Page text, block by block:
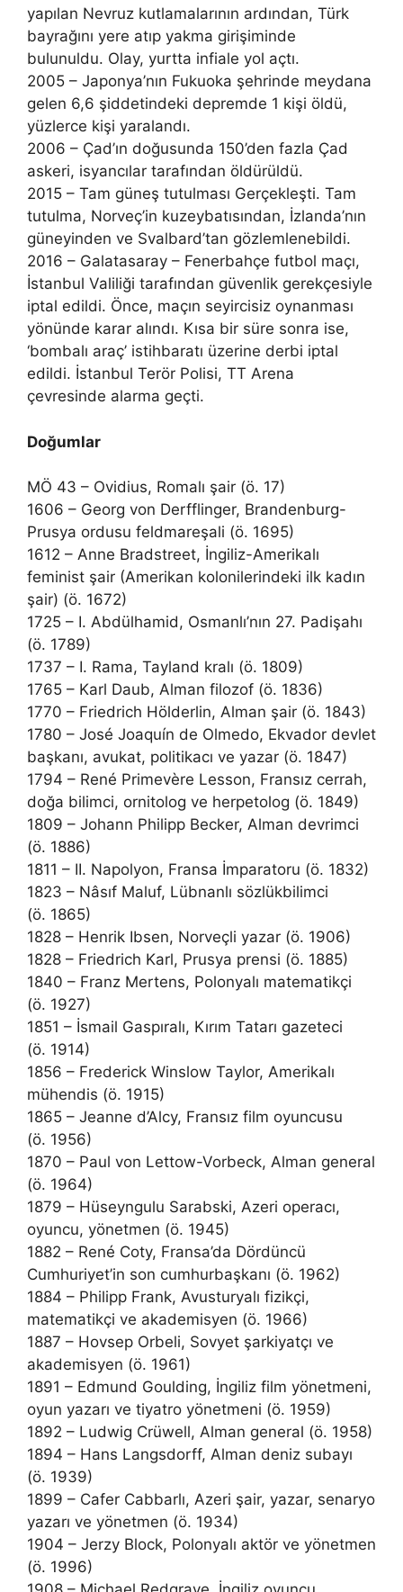
yapılan Nevruz kutlamalarının ardından, Türk
bayrağını yere atıp yakma girişiminde
bulunuldu. Olay, yurtta infiale yol açtı.
2005 – Japonya’nın Fukuoka şehrinde meydana
gelen 6,6 şiddetindeki depremde 1 kişi öldü,
yüzlerce kişi yaralandı.
2006 – Çad’ın doğusunda 150’den fazla Çad
askeri, isyancılar tarafından öldürüldü.
2015 – Tam güneş tutulması Gerçekleşti. Tam
tutulma, Norveç’in kuzeybatısından, İzlanda’nın
güneyinden ve Svalbard’tan gözlemlenebildi.
2016 – Galatasaray – Fenerbahçe futbol maçı,
İstanbul Valiliği tarafından güvenlik gerekçesiyle
iptal edildi. Önce, maçın seyircisiz oynanması
yönünde karar alındı. Kısa bir süre sonra ise,
‘bombalı araç’ istihbaratı üzerine derbi iptal
edildi. İstanbul Terör Polisi, TT Arena
çevresinde alarma geçti.
Doğumlar
MÖ 43 – Ovidius, Romalı şair (ö. 17)
1606 – Georg von Derfflinger, Brandenburg-
Prusya ordusu feldmareşali (ö. 1695)
1612 – Anne Bradstreet, İngiliz-Amerikalı
feminist şair (Amerikan kolonilerindeki ilk kadın
şair) (ö. 1672)
1725 – I. Abdülhamid, Osmanlı’nın 27. Padişahı
(ö. 1789)
1737 – I. Rama, Tayland kralı (ö. 1809)
1765 – Karl Daub, Alman filozof (ö. 1836)
1770 – Friedrich Hölderlin, Alman şair (ö. 1843)
1780 – José Joaquín de Olmedo, Ekvador devlet
başkanı, avukat, politikacı ve yazar (ö. 1847)
1794 – René Primevère Lesson, Fransız cerrah,
doğa bilimci, ornitolog ve herpetolog (ö. 1849)
1809 – Johann Philipp Becker, Alman devrimci
(ö. 1886)
1811 – II. Napolyon, Fransa İmparatoru (ö. 1832)
1823 – Nâsıf Maluf, Lübnanlı sözlükbilimci
(ö. 1865)
1828 – Henrik Ibsen, Norveçli yazar (ö. 1906)
1828 – Friedrich Karl, Prusya prensi (ö. 1885)
1840 – Franz Mertens, Polonyalı matematikçi
(ö. 1927)
1851 – İsmail Gaspıralı, Kırım Tatarı gazeteci
(ö. 1914)
1856 – Frederick Winslow Taylor, Amerikalı
mühendis (ö. 1915)
1865 – Jeanne d’Alcy, Fransız film oyuncusu
(ö. 1956)
1870 – Paul von Lettow-Vorbeck, Alman general
(ö. 1964)
1879 – Hüseyngulu Sarabski, Azeri operacı,
oyuncu, yönetmen (ö. 1945)
1882 – René Coty, Fransa’da Dördüncü
Cumhuriyet’in son cumhurbaşkanı (ö. 1962)
1884 – Philipp Frank, Avusturyalı fizikçi,
matematikçi ve akademisyen (ö. 1966)
1887 – Hovsep Orbeli, Sovyet şarkiyatçı ve
akademisyen (ö. 1961)
1891 – Edmund Goulding, İngiliz film yönetmeni,
oyun yazarı ve tiyatro yönetmeni (ö. 1959)
1892 – Ludwig Crüwell, Alman general (ö. 1958)
1894 – Hans Langsdorff, Alman deniz subayı
(ö. 1939)
1899 – Cafer Cabbarlı, Azeri şair, yazar, senaryo
yazarı ve yönetmen (ö. 1934)
1904 – Jerzy Block, Polonyalı aktör ve yönetmen
(ö. 1996)